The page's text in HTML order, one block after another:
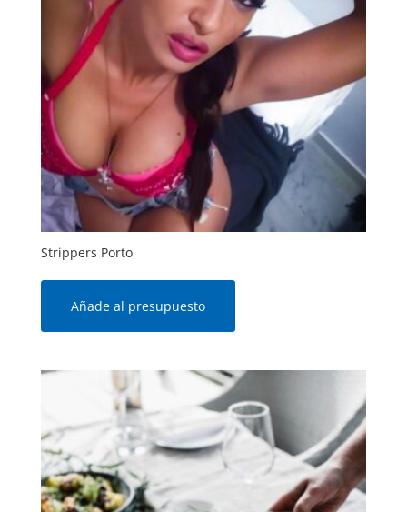
Strippers Porto
Añade al presupuesto